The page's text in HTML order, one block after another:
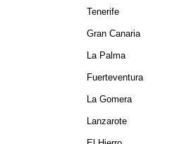
Tenerife
Gran Canaria
La Palma
Fuerteventura
La Gomera
Lanzarote